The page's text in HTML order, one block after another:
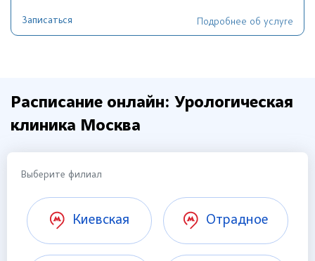
Записаться Подробнее об услуге
Расписание онлайн: Урологическая
клиника Москва
Выберите филиал
Киевская Отрадное